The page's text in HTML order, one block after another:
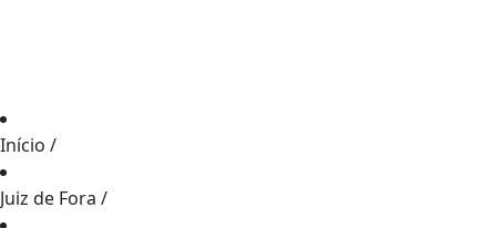
Início /
Juiz de Fora /